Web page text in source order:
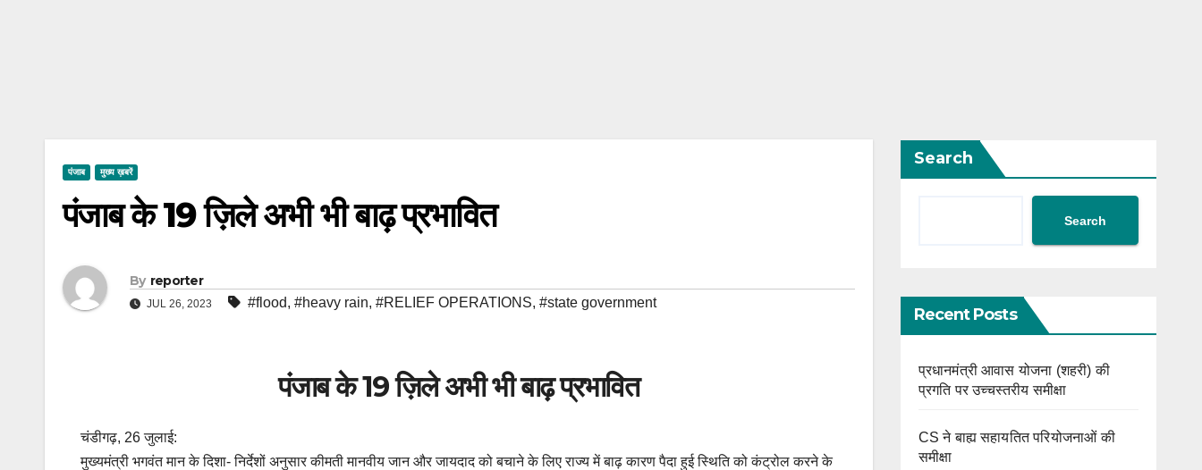
पंजाब मुख्य ख़बरें
पंजाब के 19 ज़िले अभी भी बाढ़ प्रभावित
By reporter
JUL 26, 2023 #flood, #heavy rain, #RELIEF OPERATIONS, #state government
पंजाब के 19 ज़िले अभी भी बाढ़ प्रभावित
चंडीगढ़, 26 जुलाई:
मुख्यमंत्री भगवंत मान के दिशा- निर्देशों अनुसार कीमती मानवीय जान और जायदाद को बचाने के लिए राज्य में बाढ़ कारण पैदा हुई स्थिति को कंट्रोल करने के
Search
Search
Recent Posts
प्रधानमंत्री आवास योजना (शहरी) की
प्रगति पर उच्चस्तरीय समीक्षा
CS ने बाह्य सहायतित परियोजनाओं की
समीक्षा